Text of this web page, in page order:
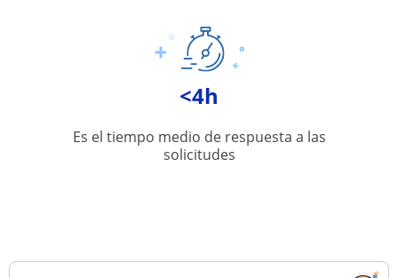
<4h
Es el tiempo medio de respuesta a las
solicitudes